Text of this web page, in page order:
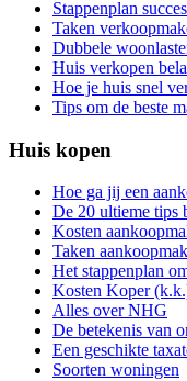
Stappenplan
Taken
Dubbele
Huis verkopen
Hoe je huis snel
Tips om de beste
Huis kopen
Hoe ga jij een
De 20 ultieme tips
Kosten
Taken
Het stappenplan
Kosten Koper
Alles over NHG
De betekenis van
Een geschikte
Soorten woningen